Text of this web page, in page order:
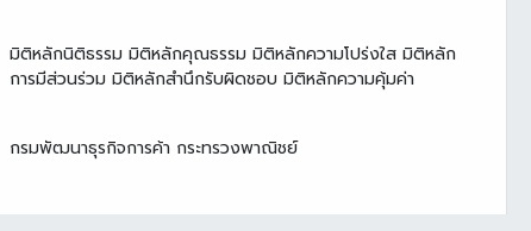
มิติหลักนิติธรรม มิติหลักคุณธรรม มิติหลักความโปร่งใส มิติหลัก
การมีส่วนร่วม มิติหลักสำนึกรับผิดชอบ มิติหลักความคุ้มค่า
กรมพัฒนาธุรกิจการค้า กระทรวงพาณิชย์